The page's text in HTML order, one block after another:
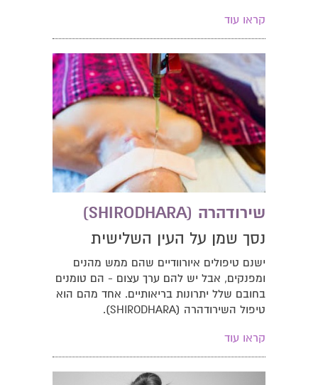
קראו עוד
שירודהרה (SHIRODHARA)
נסך שמן על העין השלישית
ישנם טיפולים איורוודיים שהם ממש מהנים
ומפנקים, אבל יש להם ערך עצום - הם טומנים
בחובם שלל יתרונות בריאותיים. אחד מהם הוא
טיפול השירודהרה (SHIRODHARA).
קראו עוד